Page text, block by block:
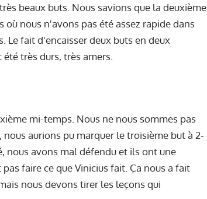
beaux buts. Nous savions que la deuxième
nous n'avons pas été assez rapide dans
Le fait d'encaisser deux buts en deux
très durs, très amers.
mi-temps. Nous ne nous sommes pas
aurions pu marquer le troisième but à 2-
nous avons mal défendu et ils ont une
faire ce que Vinicius fait. Ça nous a fait
nous devons tirer les leçons qui